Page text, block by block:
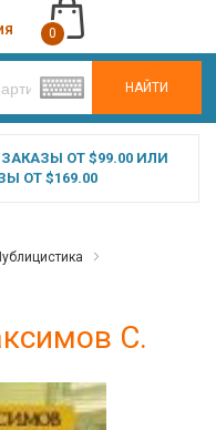
НАЙТИ
0
ОТ $99.00 ИЛИ
ОТ $169.00
С.